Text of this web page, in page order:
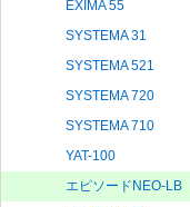
EXIMA 55
SYSTEMA 31
SYSTEMA 521
SYSTEMA 720
SYSTEMA 710
YAT-100
エピソードNEO-LB